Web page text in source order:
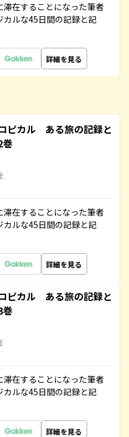
在することになった筆者
ルな45日間の記録と記
詳細を見る
ピカル ある旅の記録と
在することになった筆者
ルな45日間の記録と記
詳細を見る
ピカル ある旅の記録と
在することになった筆者
ルな45日間の記録と記
詳細を見る